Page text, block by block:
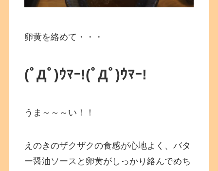
卵黄を絡めて・・・
(ﾟДﾟ)ｳﾏｰ!(ﾟДﾟ)ｳﾏｰ!
うま～～～い！！
えのきのザクザクの食感が心地よく、バタ
ー醤油ソースと卵黄がしっかり絡んでめち